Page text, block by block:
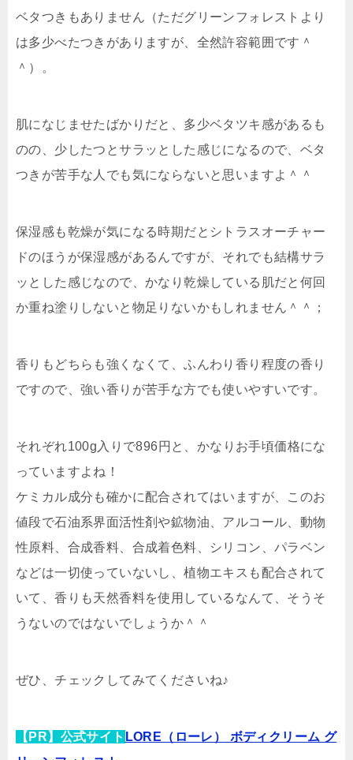
ベタつきもありません（ただグリーンフォレストより
は多少べたつきがありますが、全然許容範囲です＾
＾）。
肌になじませたばかりだと、多少ベタツキ感があるも
のの、少したつとサラッとした感じになるので、ベタ
つきが苦手な人でも気にならないと思いますよ＾＾
保湿感も乾燥が気になる時期だとシトラスオーチャー
ドのほうが保湿感があるんですが、それでも結構サラ
ッとした感じなので、かなり乾燥している肌だと何回
か重ね塗りしないと物足りないかもしれません＾＾；
香りもどちらも強くなくて、ふんわり香り程度の香り
ですので、強い香りが苦手な方でも使いやすいです。
それぞれ100g入りで896円 と、かなりお手頃価格にな
っていますよね！
ケミカル成分も確かに配合されてはいますが、このお
値段で石油系界面活性剤や鉱物油、アルコール、動物
性原料、合成香料、合成着色料、シリコン、パラベン
などは一切使っていないし、植物エキスも配合されて
いて、香りも天然香料を使用しているなんて、そうそ
うないのではないでしょうか＾＾
ぜひ、チェックしてみてくださいね♪
【PR】公式サイト LORE（ローレ） ボディクリーム グ